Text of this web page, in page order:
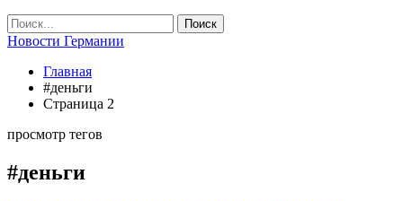
Новости Германии
Главная
#деньги
Страница 2
просмотр тегов
#деньги